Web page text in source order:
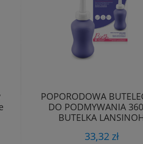
POPORODOWA
DO PODMYWANIA
BUTELKA
33,32 zł